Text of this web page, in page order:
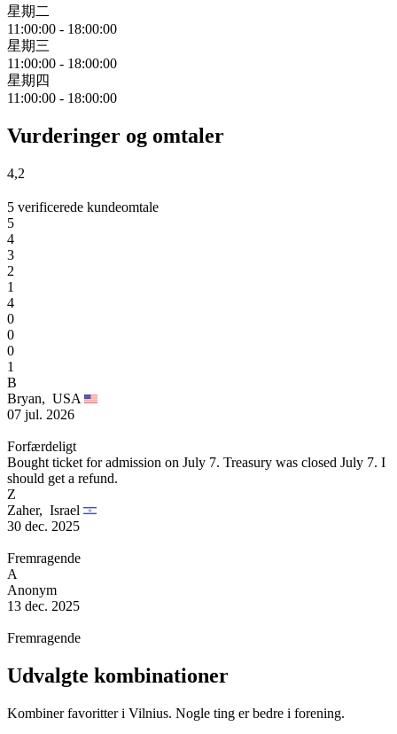
星期二
11:00:00 - 18:00:00
星期三
11:00:00 - 18:00:00
星期四
11:00:00 - 18:00:00
Vurderinger og omtaler
4,2
5 verificerede kundeomtale
5
4
3
2
1
4
0
0
0
1
B
Bryan, USA
07 jul. 2026
Forfærdeligt
Bought ticket for admission on July 7. Treasury was closed July 7. I
should get a refund.
Z
Zaher, Israel
30 dec. 2025
Fremragende
A
Anonym
13 dec. 2025
Fremragende
Udvalgte kombinationer
Kombiner favoritter i Vilnius. Nogle ting er bedre i forening.